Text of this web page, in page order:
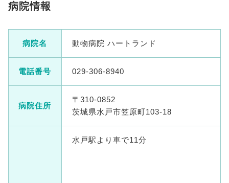
病院情報
病院名 動物病院 ハートランド
電話番号 029-306-8940
病院住所
〒310-0852
茨城県水戸市笠原町103-18
水戸駅より車で11分